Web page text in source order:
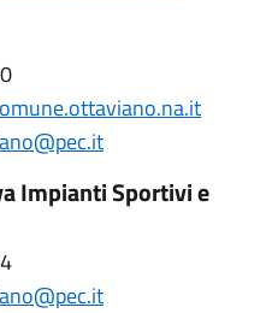
Impianti Sportivi e